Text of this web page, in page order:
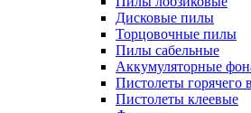
Дисковые пилы
Торцовочные пилы
Пилы сабельные
Аккумуляторные
Пистолеты горячего
Пистолеты клеевые